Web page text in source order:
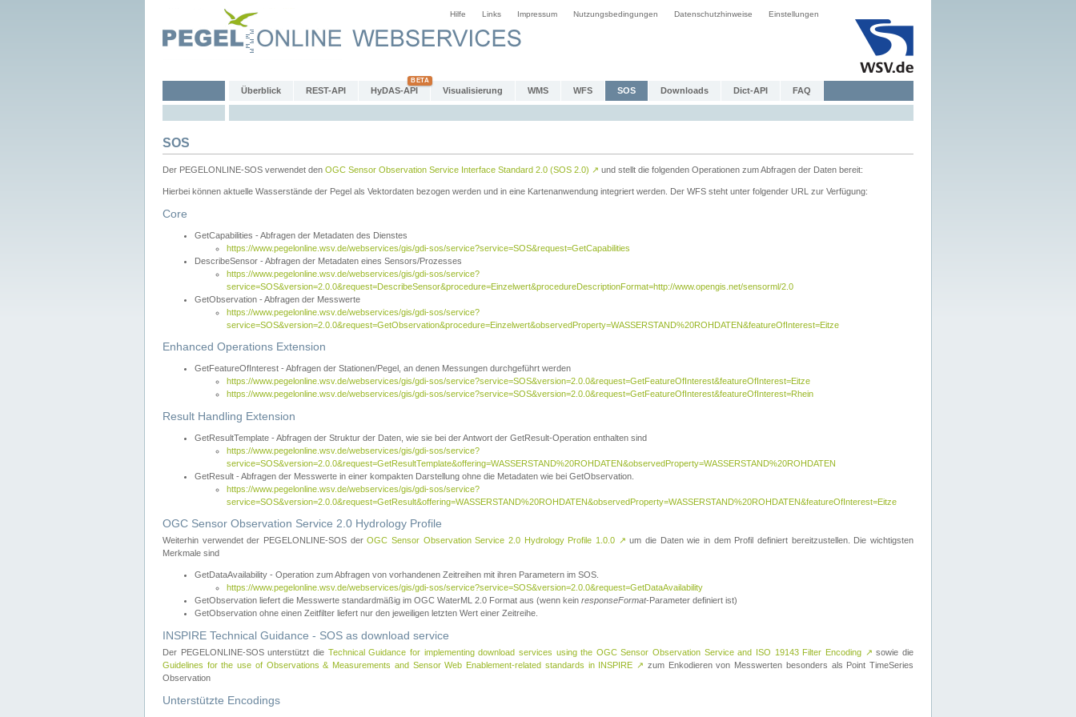
Hilfe Links Impressum Nutzungsbedingungen Datenschutzhinweise Einstellungen
Überblick REST-API HyDAS-API Visualisierung WMS WFS SOS Downloads Dict-API FAQ
SOS
Der PEGELONLINE-SOS verwendet den OGC Sensor Observation Service Interface Standard 2.0 (SOS 2.0) ↗ und stellt die folgenden Operationen zum Abfragen der Daten bereit:
Hierbei können aktuelle Wasserstände der Pegel als Vektordaten bezogen werden und in eine Kartenanwendung integriert werden. Der WFS steht unter folgender URL zur Verfügung:
Core
GetCapabilities - Abfragen der Metadaten des Dienstes
https://www.pegelonline.wsv.de/webservices/gis/gdi-sos/service?service=SOS&request=GetCapabilities
DescribeSensor - Abfragen der Metadaten eines Sensors/Prozesses
https://www.pegelonline.wsv.de/webservices/gis/gdi-sos/service?
service=SOS&version=2.0.0&request=DescribeSensor&procedure=Einzelwert&procedureDescriptionFormat=http://www.opengis.net/sensorml/2.0
GetObservation - Abfragen der Messwerte
https://www.pegelonline.wsv.de/webservices/gis/gdi-sos/service?
service=SOS&version=2.0.0&request=GetObservation&procedure=Einzelwert&observedProperty=WASSERSTAND%20ROHDATEN&featureOfInterest=Eitze
Enhanced Operations Extension
GetFeatureOfInterest - Abfragen der Stationen/Pegel, an denen Messungen durchgeführt werden
https://www.pegelonline.wsv.de/webservices/gis/gdi-sos/service?service=SOS&version=2.0.0&request=GetFeatureOfInterest&featureOfInterest=Eitze
https://www.pegelonline.wsv.de/webservices/gis/gdi-sos/service?service=SOS&version=2.0.0&request=GetFeatureOfInterest&featureOfInterest=Rhein
Result Handling Extension
GetResultTemplate - Abfragen der Struktur der Daten, wie sie bei der Antwort der GetResult-Operation enthalten sind
https://www.pegelonline.wsv.de/webservices/gis/gdi-sos/service?
service=SOS&version=2.0.0&request=GetResultTemplate&offering=WASSERSTAND%20ROHDATEN&observedProperty=WASSERSTAND%20ROHDATEN
GetResult - Abfragen der Messwerte in einer kompakten Darstellung ohne die Metadaten wie bei GetObservation.
https://www.pegelonline.wsv.de/webservices/gis/gdi-sos/service?
service=SOS&version=2.0.0&request=GetResult&offering=WASSERSTAND%20ROHDATEN&observedProperty=WASSERSTAND%20ROHDATEN&featureOfInterest=Eitze
OGC Sensor Observation Service 2.0 Hydrology Profile
Weiterhin verwendet der PEGELONLINE-SOS derOGC Sensor Observation Service 2.0 Hydrology Profile 1.0.0 ↗ um die Daten wie in dem Profil definiert bereitzustellen. Die wichtigsten
Merkmale sind
GetDataAvailability - Operation zum Abfragen von vorhandenen Zeitreihen mit ihren Parametern im SOS.
https://www.pegelonline.wsv.de/webservices/gis/gdi-sos/service?service=SOS&version=2.0.0&request=GetDataAvailability
GetObservation liefert die Messwerte standardmäßig im OGC WaterML 2.0 Format aus (wenn kein responseFormat-Parameter definiert ist)
GetObservation ohne einen Zeitfilter liefert nur den jeweiligen letzten Wert einer Zeitreihe.
INSPIRE Technical Guidance - SOS as download service
Der PEGELONLINE-SOS unterstützt die Technical Guidance for implementing download services using the OGC Sensor Observation Service and ISO 19143 Filter Encoding ↗ sowie die
Guidelines for the use of Observations & Measurements and Sensor Web Enablement-related standards in INSPIRE ↗ zum Enkodieren von Messwerten besonders als Point TimeSeries
Observation
Unterstützte Encodings